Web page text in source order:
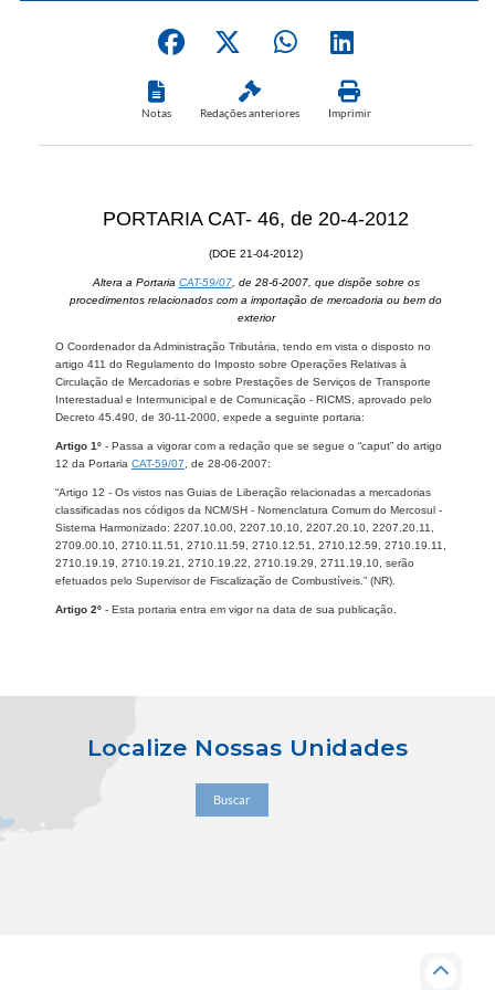
Notas Redações anteriores Imprimir
PORTARIA CAT- 46, de 20-4-2012
(DOE 21-04-2012)
Altera a Portaria CAT-59/07, de 28-6-2007, que dispõe sobre os
procedimentos relacionados com a importação de mercadoria ou bem do
exterior
O Coordenador da Administração Tributária, tendo em vista o disposto no
artigo 411 do Regulamento do Imposto sobre Operações Relativas à
Circulação de Mercadorias e sobre Prestações de Serviços de Transporte
Interestadual e Intermunicipal e de Comunicação - RICMS, aprovado pelo
Decreto 45.490, de 30-11-2000, expede a seguinte portaria:
Artigo 1º - Passa a vigorar com a redação que se segue o “caput” do artigo
12 da Portaria CAT-59/07 , de 28-06-2007:
“Artigo 12 - Os vistos nas Guias de Liberação relacionadas a mercadorias
classificadas nos códigos da NCM/SH - Nomenclatura Comum do Mercosul -
Sistema Harmonizado: 2207.10.00, 2207.10.10, 2207.20.10, 2207.20.11,
2709.00.10, 2710.11.51, 2710.11.59, 2710.12.51, 2710.12.59, 2710.19.11,
2710.19.19, 2710.19.21, 2710.19.22, 2710.19.29, 2711.19.10, serão
efetuados pelo Supervisor de Fiscalização de Combustíveis.” (NR).
Artigo 2º - Esta portaria entra em vigor na data de sua publicação.
Localize Nossas Unidades
Buscar